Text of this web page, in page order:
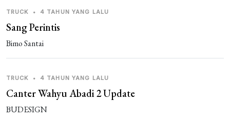
TRUCK • 4 TAHUN YANG LALU
Sang Perintis
Bimo Santai
TRUCK • 4 TAHUN YANG LALU
Canter Wahyu Abadi 2 Update
BUDESIGN